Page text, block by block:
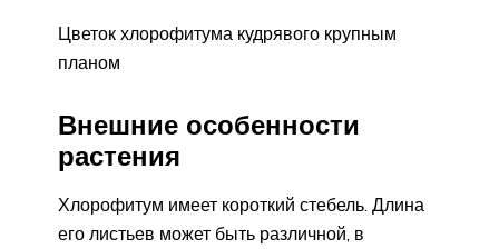
Цветок хлорофитума кудрявого крупным
планом
Внешние особенности
растения
Хлорофитум имеет короткий стебель. Длина
его листьев может быть различной, в